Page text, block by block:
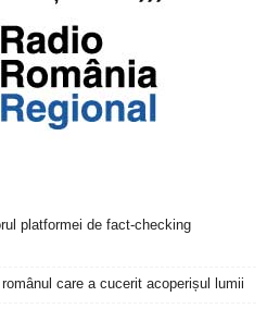
platformei de fact-checking
care a cucerit acoperișul lumii